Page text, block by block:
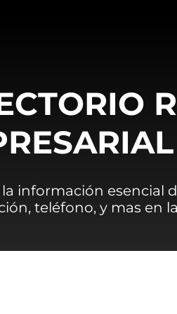
la información esencial
teléfono, y mas en